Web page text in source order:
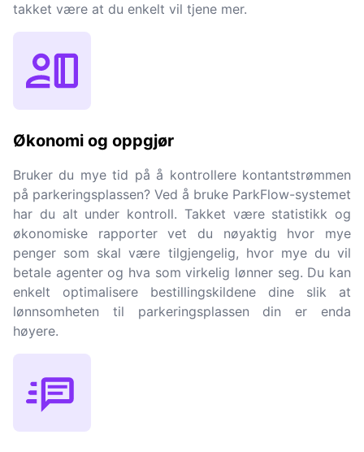
takket være at du enkelt vil tjene mer.
Økonomi og oppgjør
Bruker du mye tid på å kontrollere kontantstrømmen
på parkeringsplassen? Ved å bruke ParkFlow-systemet
har du alt under kontroll. Takket være statistikk og
økonomiske rapporter vet du nøyaktig hvor mye
penger som skal være tilgjengelig, hvor mye du vil
betale agenter og hva som virkelig lønner seg. Du kan
enkelt optimalisere bestillingskildene dine slik at
lønnsomheten til parkeringsplassen din er enda
høyere.